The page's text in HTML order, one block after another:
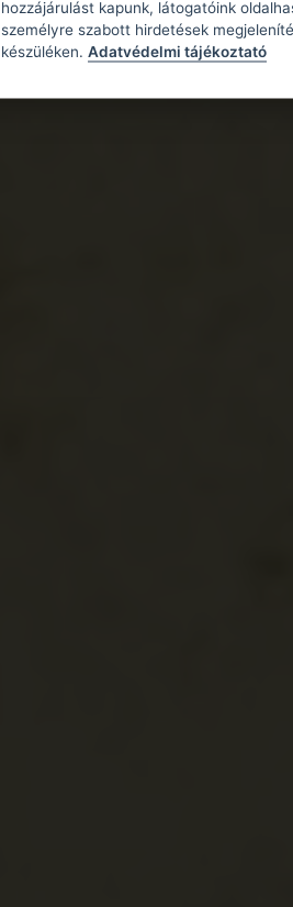
hozzájárulást kapunk, látogatóink
személyre szabott hirdetések
készüléken. Adatvédelmi tájékoztató